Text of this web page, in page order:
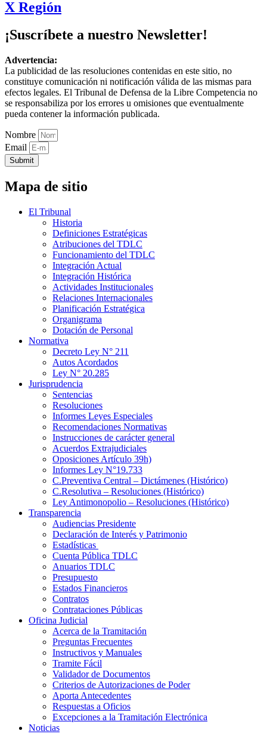
X Región
¡Suscríbete a nuestro Newsletter!
Advertencia:
La publicidad de las resoluciones contenidas en este sitio, no
constituye comunicación ni notificación válida de las mismas para
efectos legales. El Tribunal de Defensa de la Libre Competencia no
se responsabiliza por los errores u omisiones que eventualmente
pueda contener la información publicada.
Nombre
Email
Submit
Mapa de sitio
El Tribunal
Historia
Definiciones Estratégicas
Atribuciones del TDLC
Funcionamiento del TDLC
Integración Actual
Integración Histórica
Actividades Institucionales
Relaciones Internacionales
Planificación Estratégica
Organigrama
Dotación de Personal
Normativa
Decreto Ley N° 211
Autos Acordados
Ley N° 20.285
Jurisprudencia
Sentencias
Resoluciones
Informes Leyes Especiales
Recomendaciones Normativas
Instrucciones de carácter general
Acuerdos Extrajudiciales
Oposiciones Artículo 39h)
Informes Ley N°19.733
C.Preventiva Central – Dictámenes (Histórico)
C.Resolutiva – Resoluciones (Histórico)
Ley Antimonopolio – Resoluciones (Histórico)
Transparencia
Audiencias Presidente
Declaración de Interés y Patrimonio
Estadísticas
Cuenta Pública TDLC
Anuarios TDLC
Presupuesto
Estados Financieros
Contratos
Contrataciones Públicas
Oficina Judicial
Acerca de la Tramitación
Preguntas Frecuentes
Instructivos y Manuales
Tramite Fácil
Validador de Documentos
Criterios de Autorizaciones de Poder
Aporta Antecedentes
Respuestas a Oficios
Excepciones a la Tramitación Electrónica
Noticias